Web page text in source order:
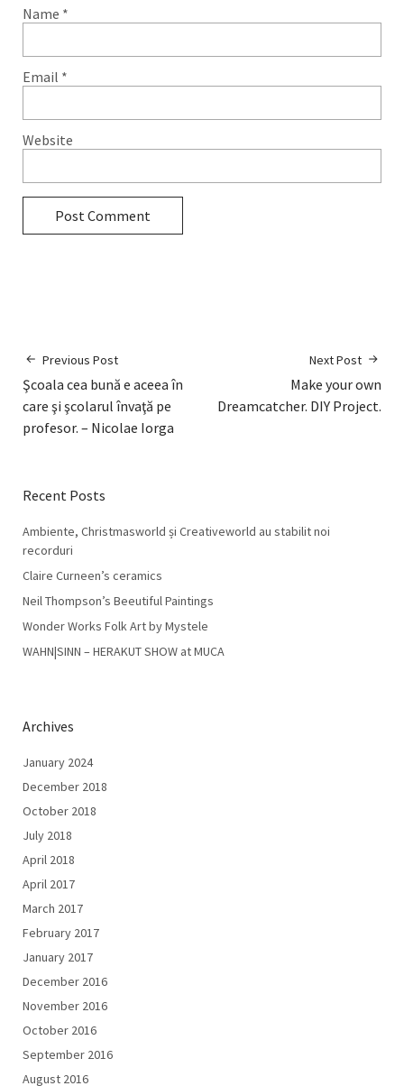
Name *
Email *
Website
Previous Post
Şcoala cea bună e aceea în
care şi şcolarul învaţă pe
profesor. – Nicolae Iorga
Next Post
Make your own
Dreamcatcher. DIY Project.
Recent Posts
Ambiente, Christmasworld și Creativeworld au stabilit noi
recorduri
Claire Curneen’s ceramics
Neil Thompson’s Beeutiful Paintings
Wonder Works Folk Art by Mystele
WAHN|SINN – HERAKUT SHOW at MUCA
Archives
January 2024
December 2018
October 2018
July 2018
April 2018
April 2017
March 2017
February 2017
January 2017
December 2016
November 2016
October 2016
September 2016
August 2016